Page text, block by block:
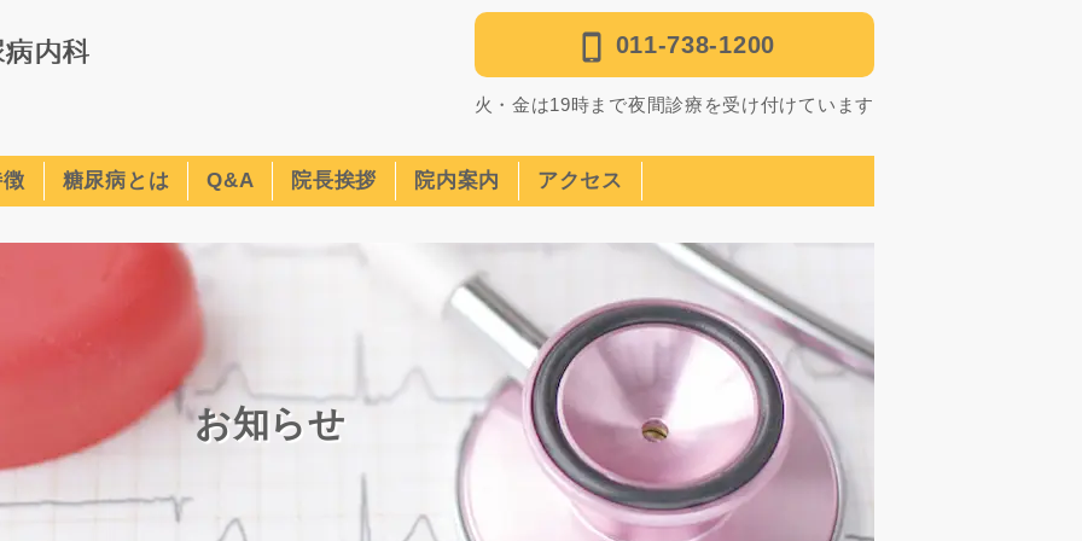
011-738-1200
火・金は19時まで夜間診療を受け付けています
糖尿病とは Q&A 院長挨拶 院内案内 アクセス
お知らせ